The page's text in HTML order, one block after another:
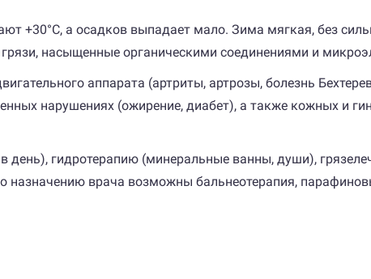
+30°C, а осадков выпадает мало. Зима мягкая, без
насыщенные органическими соединениями и
аппарата (артриты, артрозы, болезнь
нарушениях (ожирение, диабет), а также кожных и
гидротерапию (минеральные ванны, души),
назначению врача возможны бальнеотерапия,